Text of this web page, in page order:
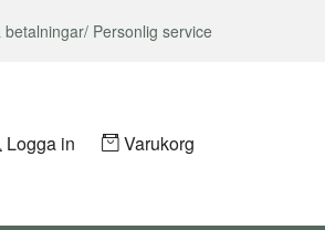
betalningar/ Personlig service
Logga in Varukorg